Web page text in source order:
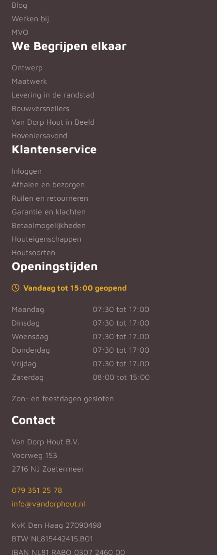
Blog
Werken bij
MVO
We Begrijpen elkaar
Ontwerp
Maatwerk
Levering in de randstad
Bouwversnellers
Van Dorp Hout in Beeld
Hoveniersavond
Klantenservice
Inloggen
Afhalen en bezorgen
Ruilen en retourneren
Garantie en klachten
Betaalmogelijkheden
Houteigenschappen
Houtsoorten
Openingstijden
Vandaag tot 15:00 geopend
Maandag
07:30 tot 17:00
Dinsdag
07:30 tot 17:00
Woensdag
07:30 tot 17:00
Donderdag
07:30 tot 17:00
Vrijdag
07:30 tot 17:00
Zaterdag
08:00 tot 15:00
Zon- en feestdagen gesloten
Contact
Van Dorp Hout B.V.
Voorweg 153
2716 NJ Zoetermeer
079 351 25 78
info@vandorphout.nl
KvK Den Haag 27090498
BTW NL815442415.B01
IBAN NL81 RABO 0307 2460 00